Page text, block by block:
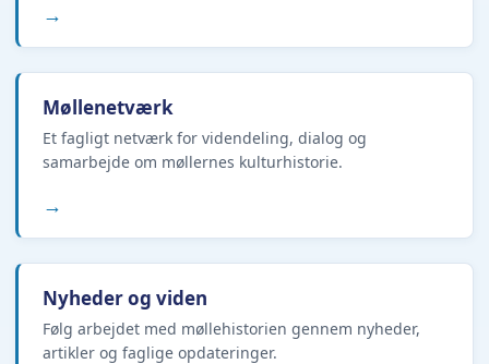
→
Møllenetværk
Et fagligt netværk for videndeling, dialog og
samarbejde om møllernes kulturhistorie.
→
Nyheder og viden
Følg arbejdet med møllehistorien gennem nyheder,
artikler og faglige opdateringer.